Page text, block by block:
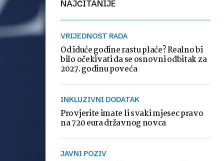
NAJČITANIJE
VRIJEDNOST RADA
Od iduće godine rastu plaće? Realno bi
bilo očekivati da se osnovni odbitak za
2027. godinu poveća
INKLUZIVNI DODATAK
Provjerite imate li svaki mjesec pravo
na 720 eura državnog novca
JAVNI POZIV